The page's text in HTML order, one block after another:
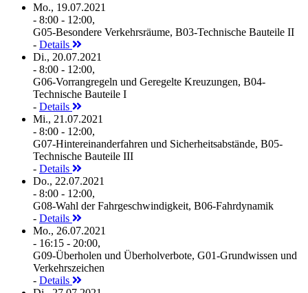
Mo., 19.07.2021
- 8:00 - 12:00,
G05-Besondere Verkehrsräume, B03-Technische Bauteile II
- Details
Di., 20.07.2021
- 8:00 - 12:00,
G06-Vorrangregeln und Geregelte Kreuzungen, B04-
Technische Bauteile I
- Details
Mi., 21.07.2021
- 8:00 - 12:00,
G07-Hintereinanderfahren und Sicherheitsabstände, B05-
Technische Bauteile III
- Details
Do., 22.07.2021
- 8:00 - 12:00,
G08-Wahl der Fahrgeschwindigkeit, B06-Fahrdynamik
- Details
Mo., 26.07.2021
- 16:15 - 20:00,
G09-Überholen und Überholverbote, G01-Grundwissen und
Verkehrszeichen
- Details